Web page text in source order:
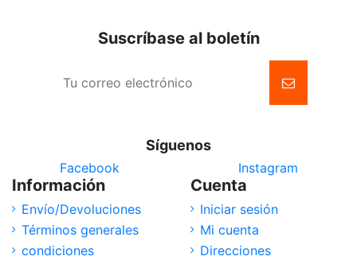
Suscríbase al boletín
Síguenos
Facebook Instagram
Información
Envío/Devoluciones
Términos generales
condiciones
Cuenta
Iniciar sesión
Mi cuenta
Direcciones